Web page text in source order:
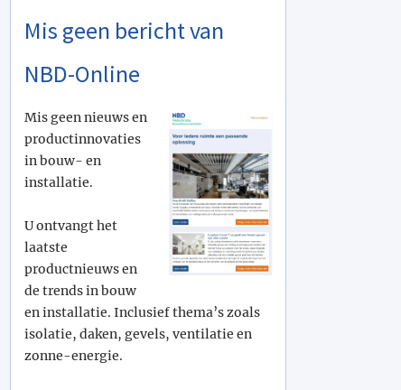
Mis geen bericht van
NBD-Online
Mis geen nieuws en
productinnovaties
in bouw- en
installatie.
U ontvangt het
laatste
productnieuws en
de trends in bouw
en installatie. Inclusief thema’s zoals
isolatie, daken, gevels, ventilatie en
zonne-energie.